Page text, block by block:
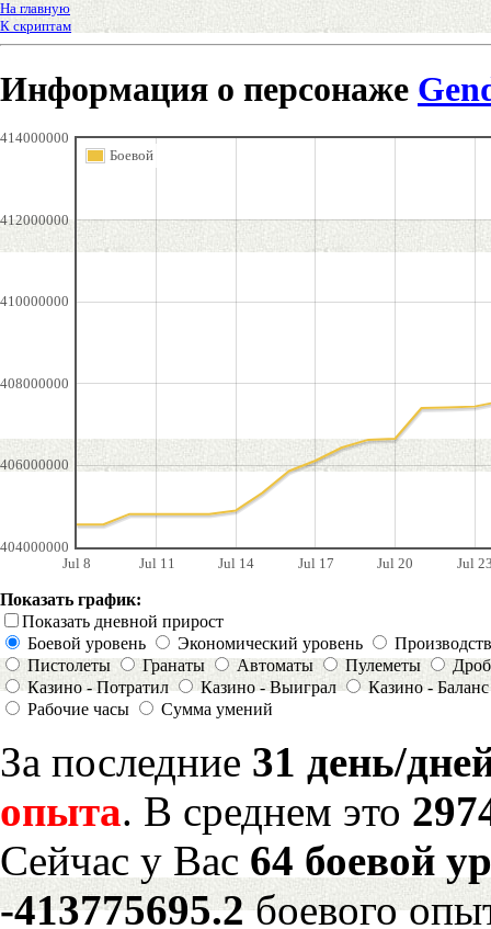
На главную
К скриптам
Информация о персонаже
Jul 8 Jul 11 Jul 14 Jul 17 Jul 20 Jul
404000000
406000000
408000000
410000000
412000000
414000000
Боевой
Показать график:
Показать дневной прирост
Боевой уровень
Экономический уровень
Пистолеты
Гранаты Автоматы Пулеметы
Казино - Потратил
Казино - Выиграл
Казино - Баланс
Рабочие часы
Сумма умений
За последние 31 день/
опыта. В среднем это
Сейчас у Вас 64 боевой
-413775695.2боевого